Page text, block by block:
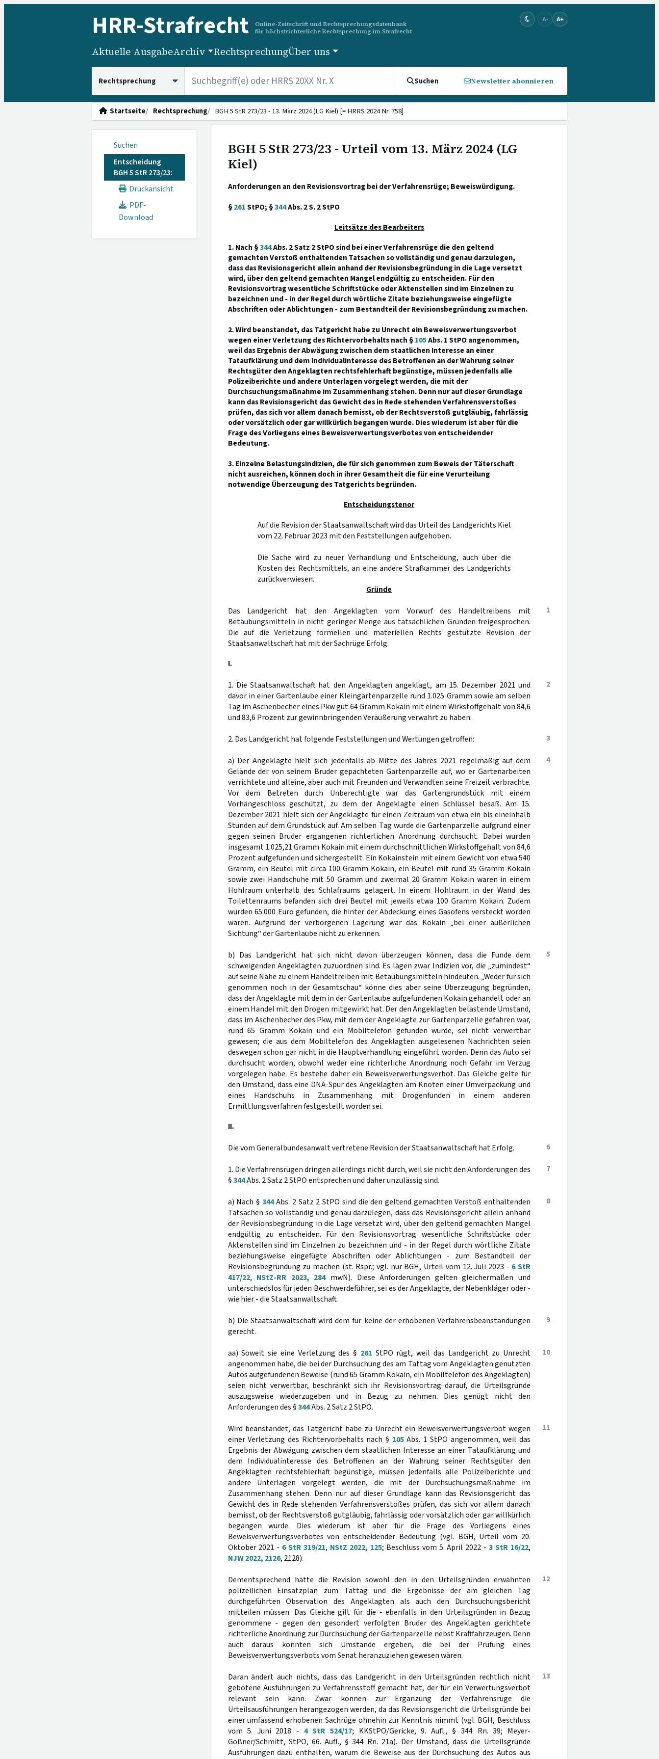
HRR-Strafrecht
Online-Zeitschrift und Rechtsprechungsdatenbank
für höchstrichterliche Rechtsprechung im Strafrecht
A- A+
Aktuelle AusgabeArchiv RechtsprechungÜber uns
Suchen Newsletter abonnieren
Startseite Rechtsprechung BGH 5 StR 273/23 - 13. März 2024 (LG Kiel) [= HRRS 2024 Nr. 758]
Suchen
Entscheidung
BGH 5 StR 273/23:
Druckansicht
PDF-
Download
BGH 5 StR 273/23 - Urteil vom 13. März 2024 (LG
Kiel)
Anforderungen an den Revisionsvortrag bei der Verfahrensrüge; Beweiswürdigung.
§261StPO; §344Abs. 2 S. 2 StPO
Leitsätze des Bearbeiters
1. Nach §344Abs. 2 Satz 2 StPO sind bei einer Verfahrensrüge die den geltend
gemachten Verstoß enthaltenden Tatsachen so vollständig und genau darzulegen,
dass das Revisionsgericht allein anhand der Revisionsbegründung in die Lage versetzt
wird, über den geltend gemachten Mangel endgültig zu entscheiden. Für den
Revisionsvortrag wesentliche Schriftstücke oder Aktenstellen sind im Einzelnen zu
bezeichnen und - in der Regel durch wörtliche Zitate beziehungsweise eingefügte
Abschriften oder Ablichtungen - zum Bestandteil der Revisionsbegründung zu machen.
2. Wird beanstandet, das Tatgericht habe zu Unrecht ein Beweisverwertungsverbot
wegen einer Verletzung des Richtervorbehalts nach §105Abs. 1 StPO angenommen,
weil das Ergebnis der Abwägung zwischen dem staatlichen Interesse an einer
Tataufklärung und dem Individualinteresse des Betroffenen an der Wahrung seiner
Rechtsgüter den Angeklagten rechtsfehlerhaft begünstige, müssen jedenfalls alle
Polizeiberichte und andere Unterlagen vorgelegt werden, die mit der
Durchsuchungsmaßnahme im Zusammenhang stehen. Denn nur auf dieser Grundlage
kann das Revisionsgericht das Gewicht des in Rede stehenden Verfahrensverstoßes
prüfen, das sich vor allem danach bemisst, ob der Rechtsverstoß gutgläubig, fahrlässig
oder vorsätzlich oder gar willkürlich begangen wurde. Dies wiederum ist aber für die
Frage des Vorliegens eines Beweisverwertungsverbotes von entscheidender
Bedeutung.
3. Einzelne Belastungsindizien, die für sich genommen zum Beweis der Täterschaft
nicht ausreichen, können doch in ihrer Gesamtheit die für eine Verurteilung
notwendige Überzeugung des Tatgerichts begründen.
Entscheidungstenor
Auf die Revision der Staatsanwaltschaft wird das Urteil des Landgerichts Kiel
vom 22. Februar 2023 mit den Feststellungen aufgehoben.
Die Sache wird zu neuer Verhandlung und Entscheidung, auch über die
Kosten des Rechtsmittels, an eine andere Strafkammer des Landgerichts
zurückverwiesen.
Gründe
1
Das Landgericht hat den Angeklagten vom Vorwurf des Handeltreibens mit
Betäubungsmitteln in nicht geringer Menge aus tatsächlichen Gründen freigesprochen.
Die auf die Verletzung formellen und materiellen Rechts gestützte Revision der
Staatsanwaltschaft hat mit der Sachrüge Erfolg.
I.
2
1. Die Staatsanwaltschaft hat den Angeklagten angeklagt, am 15. Dezember 2021 und
davor in einer Gartenlaube einer Kleingartenparzelle rund 1.025 Gramm sowie am selben
Tag im Aschenbecher eines Pkw gut 64 Gramm Kokain mit einem Wirkstoffgehalt von 84,6
und 83,6 Prozent zur gewinnbringenden Veräußerung verwahrt zu haben.
3
2. Das Landgericht hat folgende Feststellungen und Wertungen getroffen:
4
a) Der Angeklagte hielt sich jedenfalls ab Mitte des Jahres 2021 regelmäßig auf dem
Gelände der von seinem Bruder gepachteten Gartenparzelle auf, wo er Gartenarbeiten
verrichtete und alleine, aber auch mit Freunden und Verwandten seine Freizeit verbrachte.
Vor dem Betreten durch Unberechtigte war das Gartengrundstück mit einem
Vorhängeschloss geschützt, zu dem der Angeklagte einen Schlüssel besaß. Am 15.
Dezember 2021 hielt sich der Angeklagte für einen Zeitraum von etwa ein bis eineinhalb
Stunden auf dem Grundstück auf. Am selben Tag wurde die Gartenparzelle aufgrund einer
gegen seinen Bruder ergangenen richterlichen Anordnung durchsucht. Dabei wurden
insgesamt 1.025,21 Gramm Kokain mit einem durchschnittlichen Wirkstoffgehalt von 84,6
Prozent aufgefunden und sichergestellt. Ein Kokainstein mit einem Gewicht von etwa 540
Gramm, ein Beutel mit circa 100 Gramm Kokain, ein Beutel mit rund 35 Gramm Kokain
sowie zwei Handschuhe mit 50 Gramm und zweimal 20 Gramm Kokain waren in einem
Hohlraum unterhalb des Schlafraums gelagert. In einem Hohlraum in der Wand des
Toilettenraums befanden sich drei Beutel mit jeweils etwa 100 Gramm Kokain. Zudem
wurden 65.000 Euro gefunden, die hinter der Abdeckung eines Gasofens versteckt worden
waren. Aufgrund der verborgenen Lagerung war das Kokain „bei einer äußerlichen
Sichtung“ der Gartenlaube nicht zu erkennen.
5
b) Das Landgericht hat sich nicht davon überzeugen können, dass die Funde dem
schweigenden Angeklagten zuzuordnen sind. Es lägen zwar Indizien vor, die „zumindest“
auf seine Nähe zu einem Handeltreiben mit Betäubungsmitteln hindeuten. „Weder für sich
genommen noch in der Gesamtschau“ könne dies aber seine Überzeugung begründen,
dass der Angeklagte mit dem in der Gartenlaube aufgefundenen Kokain gehandelt oder an
einem Handel mit den Drogen mitgewirkt hat. Der den Angeklagten belastende Umstand,
dass im Aschenbecher des Pkw, mit dem der Angeklagte zur Gartenparzelle gefahren war,
rund 65 Gramm Kokain und ein Mobiltelefon gefunden wurde, sei nicht verwertbar
gewesen; die aus dem Mobiltelefon des Angeklagten ausgelesenen Nachrichten seien
deswegen schon gar nicht in die Hauptverhandlung eingeführt worden. Denn das Auto sei
durchsucht worden, obwohl weder eine richterliche Anordnung noch Gefahr im Verzug
vorgelegen habe. Es bestehe daher ein Beweisverwertungsverbot. Das Gleiche gelte für
den Umstand, dass eine DNA-Spur des Angeklagten am Knoten einer Umverpackung und
eines Handschuhs in Zusammenhang mit Drogenfunden in einem anderen
Ermittlungsverfahren festgestellt worden sei.
II.
6
Die vom Generalbundesanwalt vertretene Revision der Staatsanwaltschaft hat Erfolg.
7
1. Die Verfahrensrügen dringen allerdings nicht durch, weil sie nicht den Anforderungen des
§344Abs. 2 Satz 2 StPO entsprechen und daher unzulässig sind.
8
a) Nach § 344Abs. 2 Satz 2 StPO sind die den geltend gemachten Verstoß enthaltenden
Tatsachen so vollständig und genau darzulegen, dass das Revisionsgericht allein anhand
der Revisionsbegründung in die Lage versetzt wird, über den geltend gemachten Mangel
endgültig zu entscheiden. Für den Revisionsvortrag wesentliche Schriftstücke oder
Aktenstellen sind im Einzelnen zu bezeichnen und - in der Regel durch wörtliche Zitate
beziehungsweise eingefügte Abschriften oder Ablichtungen - zum Bestandteil der
Revisionsbegründung zu machen (st. Rspr.; vgl. nur BGH, Urteil vom 12. Juli 2023 - 6 StR
417/22, NStZ-RR 2023, 284mwN). Diese Anforderungen gelten gleichermaßen und
unterschiedslos für jeden Beschwerdeführer, sei es der Angeklagte, der Nebenkläger oder -
wie hier - die Staatsanwaltschaft.
9
b) Die Staatsanwaltschaft wird dem für keine der erhobenen Verfahrensbeanstandungen
gerecht.
10
aa) Soweit sie eine Verletzung des § 261 StPO rügt, weil das Landgericht zu Unrecht
angenommen habe, die bei der Durchsuchung des am Tattag vom Angeklagten genutzten
Autos aufgefundenen Beweise (rund 65 Gramm Kokain, ein Mobiltelefon des Angeklagten)
seien nicht verwertbar, beschränkt sich ihr Revisionsvortrag darauf, die Urteilsgründe
auszugsweise wiederzugeben und in Bezug zu nehmen. Dies genügt nicht den
Anforderungen des §344Abs. 2 Satz 2 StPO.
11
Wird beanstandet, das Tatgericht habe zu Unrecht ein Beweisverwertungsverbot wegen
einer Verletzung des Richtervorbehalts nach § 105Abs. 1 StPO angenommen, weil das
Ergebnis der Abwägung zwischen dem staatlichen Interesse an einer Tataufklärung und
dem Individualinteresse des Betroffenen an der Wahrung seiner Rechtsgüter den
Angeklagten rechtsfehlerhaft begünstige, müssen jedenfalls alle Polizeiberichte und
andere Unterlagen vorgelegt werden, die mit der Durchsuchungsmaßnahme im
Zusammenhang stehen. Denn nur auf dieser Grundlage kann das Revisionsgericht das
Gewicht des in Rede stehenden Verfahrensverstoßes prüfen, das sich vor allem danach
bemisst, ob der Rechtsverstoß gutgläubig, fahrlässig oder vorsätzlich oder gar willkürlich
begangen wurde. Dies wiederum ist aber für die Frage des Vorliegens eines
Beweisverwertungsverbotes von entscheidender Bedeutung (vgl. BGH, Urteil vom 20.
Oktober 2021 - 6 StR 319/21, NStZ 2022, 125; Beschluss vom 5. April 2022 -3 StR 16/22,
NJW 2022, 2126, 2128).
12
Dementsprechend hätte die Revision sowohl den in den Urteilsgründen erwähnten
polizeilichen Einsatzplan zum Tattag und die Ergebnisse der am gleichen Tag
durchgeführten Observation des Angeklagten als auch den Durchsuchungsbericht
mitteilen müssen. Das Gleiche gilt für die - ebenfalls in den Urteilsgründen in Bezug
genommene - gegen den gesondert verfolgten Bruder des Angeklagten gerichtete
richterliche Anordnung zur Durchsuchung der Gartenparzelle nebst Kraftfahrzeugen. Denn
auch daraus könnten sich Umstände ergeben, die bei der Prüfung eines
Beweisverwertungsverbots vom Senat heranzuziehen gewesen wären.
13
Daran ändert auch nichts, dass das Landgericht in den Urteilsgründen rechtlich nicht
gebotene Ausführungen zu Verfahrensstoff gemacht hat, der für ein Verwertungsverbot
relevant sein kann. Zwar können zur Ergänzung der Verfahrensrüge die
Urteilsausführungen herangezogen werden, da das Revisionsgericht die Urteilsgründe bei
einer umfassend erhobenen Sachrüge ohnehin zur Kenntnis nimmt (vgl. BGH, Beschluss
vom 5. Juni 2018 - 4 StR 524/17; KKStPO/Gericke, 9. Aufl., § 344 Rn. 39; Meyer-
Goßner/Schmitt, StPO, 66. Aufl., § 344 Rn. 21a). Der Umstand, dass die Urteilsgründe
Ausführungen dazu enthalten, warum die Beweise aus der Durchsuchung des Autos aus